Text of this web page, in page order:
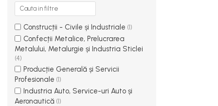
Cizme de lucru OB
Cizme de protecție S3
Cizme de protecție S4
Cizme de protecție S5
Cizme electroizolante
Saboți și papuci
Saboți și papuci de uz general
Construcții - Civile și Industriale (1)
Confecții Metalice, Prelucrarea
Metalului, Metalurgie și Industria Sticlei
(4)
Producție Generală și Servicii
Profesionale (1)
Industria Auto, Service-uri Auto și
Aeronautică (1)